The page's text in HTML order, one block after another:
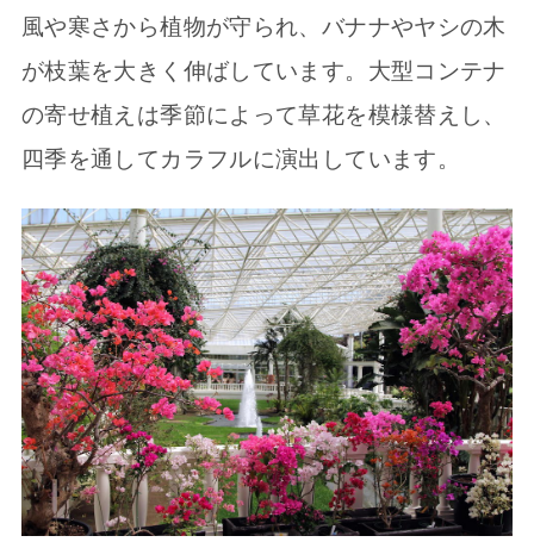
風や寒さから植物が守られ、バナナやヤシの木
が枝葉を大きく伸ばしています。大型コンテナ
の寄せ植えは季節によって草花を模様替えし、
四季を通してカラフルに演出しています。